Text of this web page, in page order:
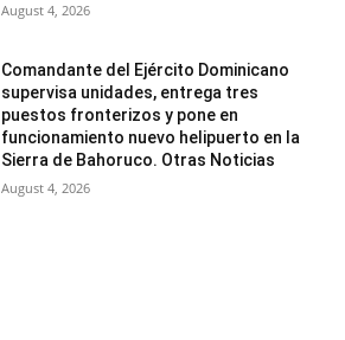
August 4, 2026
Comandante del Ejército Dominicano
supervisa unidades, entrega tres
puestos fronterizos y pone en
funcionamiento nuevo helipuerto en la
Sierra de Bahoruco. Otras Noticias
August 4, 2026